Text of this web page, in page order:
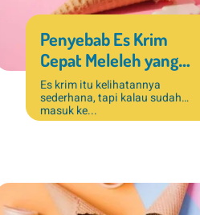
Penyebab Es Krim
Cepat Meleleh yang
Sering Terjadi di Bisnis
Dessert
Es krim itu kelihatannya
sederhana, tapi kalau sudah
masuk ke...